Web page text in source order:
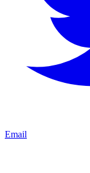
Email